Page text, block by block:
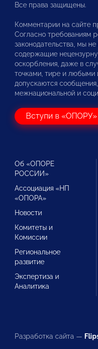
Все права защищены.
Комментарии на сайте
Согласно требованиям
законодательства, мы
содержащие
оскорбления, даже в
точками, тире и
допускаются
межнациональной и
Вступи в «ОПОРУ»
Об «ОПОРЕ
РОССИИ»
Ассоциация «НП
«ОПОРА»
Новости
Комитеты и
Комиссии
Региональное
развитие
Экспертиза и
Аналитика
Разработка сайта —